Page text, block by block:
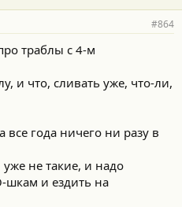
#864
траблы с 4-м
и что, сливать уже, что-ли,
все года ничего ни разу в
не такие, и надо
шкам и ездить на